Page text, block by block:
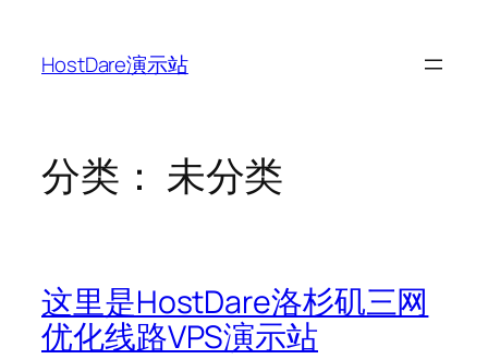
HostDare演示站
分类： 未分类
这里是HostDare洛杉矶三网
优化线路VPS演示站